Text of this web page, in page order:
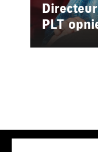
PLT